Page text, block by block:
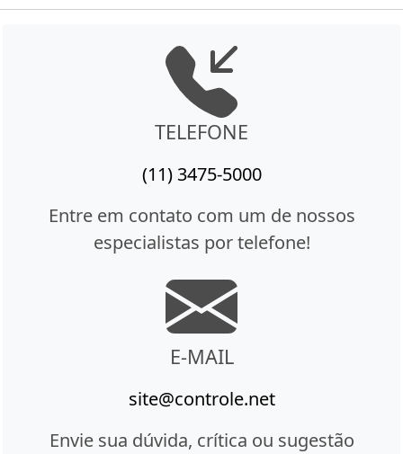
TELEFONE
(11) 3475-5000
Entre em contato com um de nossos
especialistas por telefone!
E-MAIL
site@controle.net
Envie sua dúvida, crítica ou sugestão